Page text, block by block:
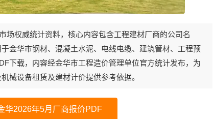
场权威统计资料，核心内容包含工程建材厂商的公司名
于金华市钢材、混凝土水泥、电线电缆、建筑管材、工程预
下载，内容经金华市工程造价管理单位官方统计发布，为
械设备租赁及建材计价提供参考依据。
华2026年5月厂商报价PDF